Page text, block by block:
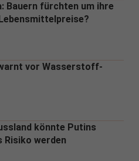
Bauern fürchten um ihre
vor Wasserstoff-
könnte Putins
werden